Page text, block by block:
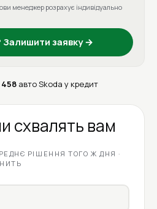
менеджер розрахує індивідуально
Залишити заявку →
458 авто Skoda у кредит
схвалять вам
РІШЕННЯ ТОГО Ж ДНЯ ·